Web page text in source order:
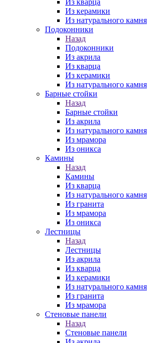
Из кварца
Из керамики
Из натурального камня
Подоконники
Назад
Подоконники
Из акрила
Из кварца
Из керамики
Из натурального камня
Барные стойки
Назад
Барные стойки
Из акрила
Из натурального камня
Из мрамора
Из оникса
Камины
Назад
Камины
Из кварца
Из натурального камня
Из гранита
Из мрамора
Из оникса
Лестницы
Назад
Лестницы
Из акрила
Из кварца
Из керамики
Из натурального камня
Из гранита
Из мрамора
Стеновые панели
Назад
Стеновые панели